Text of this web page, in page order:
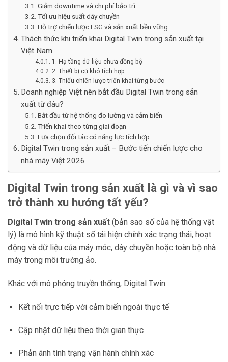
Giảm downtime và chi phí bảo trì
Tối ưu hiệu suất dây chuyền
Hỗ trợ chiến lược ESG và sản xuất bền vững
Thách thức khi triển khai Digital Twin trong sản xuất tại
Việt Nam
1. Hạ tầng dữ liệu chưa đồng bộ
2. Thiết bị cũ khó tích hợp
3. Thiếu chiến lược triển khai từng bước
Doanh nghiệp Việt nên bắt đầu Digital Twin trong sản
xuất từ đâu?
Bắt đầu từ hệ thống đo lường và cảm biến
Triển khai theo từng giai đoạn
Lựa chọn đối tác có năng lực tích hợp
Digital Twin trong sản xuất – Bước tiến chiến lược cho
nhà máy Việt 2026
Digital Twin trong sản xuất là gì và vì sao
trở thành xu hướng tất yếu?
Digital Twin trong sản xuất (bản sao số của hệ thống vật
lý) là mô hình kỹ thuật số tái hiện chính xác trạng thái, hoạt
động và dữ liệu của máy móc, dây chuyền hoặc toàn bộ nhà
máy trong môi trường ảo.
Khác với mô phỏng truyền thống, Digital Twin:
Kết nối trực tiếp với cảm biến ngoài thực tế
Cập nhật dữ liệu theo thời gian thực
Phản ánh tình trạng vận hành chính xác